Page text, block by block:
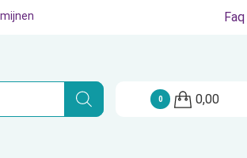
Hoe begin ik?
Faq
0 0,00